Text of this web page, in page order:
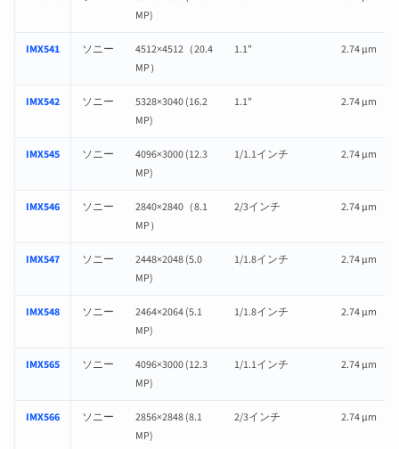
MP)
IMX541 ソニー
4512×4512（20.4
MP）
1.1" 2.74 µm
IMX542 ソニー
5328×3040 (16.2
MP)
1.1" 2.74 µm
IMX545 ソニー
4096×3000 (12.3
MP)
1/1.1インチ 2.74 µm
IMX546 ソニー
2840×2840（8.1
MP）
2/3インチ 2.74 µm
IMX547 ソニー
2448×2048 (5.0
MP)
1/1.8インチ 2.74 µm
IMX548 ソニー
2464×2064 (5.1
MP)
1/1.8インチ 2.74 µm
IMX565 ソニー
4096×3000 (12.3
MP)
1/1.1インチ 2.74 µm
IMX566 ソニー
2856×2848 (8.1
MP)
2/3インチ 2.74 µm